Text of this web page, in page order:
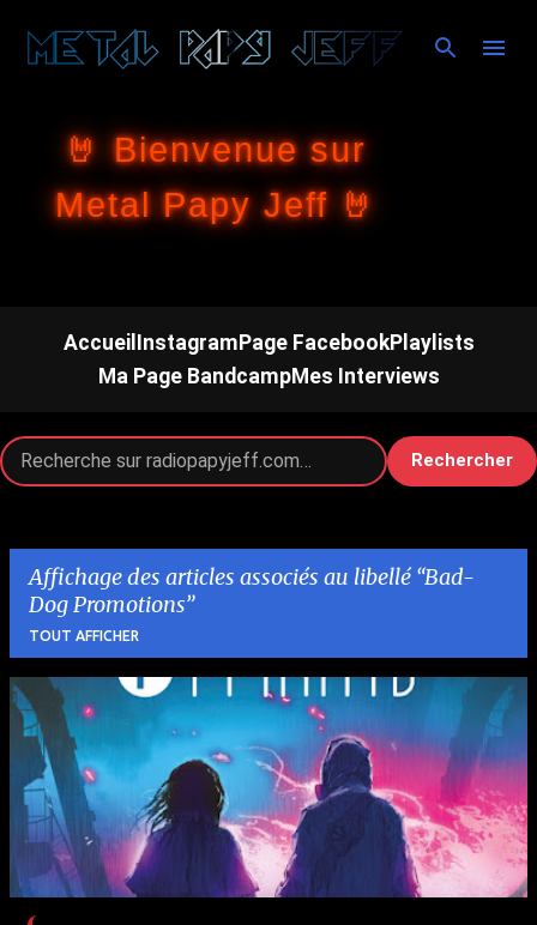
Accéder au contenu principal
🤘 Bienvenue sur
Metal Papy Jeff 🤘
Accueil InstagramPage FacebookPlaylists
Ma Page BandcampMes Interviews
Rechercher
Affichage des articles associés au libellé Bad-
Dog Promotions
TOUT AFFICHER
r
c